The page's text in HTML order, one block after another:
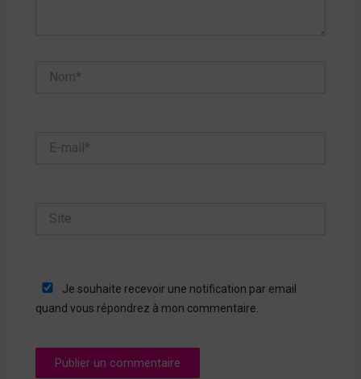
mail*
Je souhaite recevoir une notification par email
quand vous répondrez à mon commentaire.